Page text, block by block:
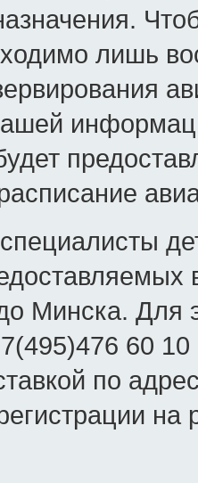
лишь
Минска. Для
60 10
по